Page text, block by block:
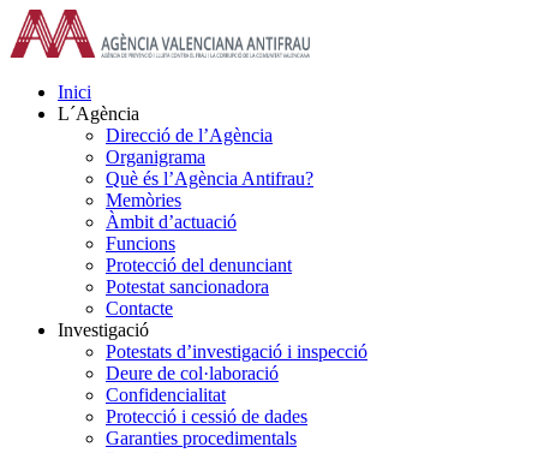
Skip
to
content
Inici
L´Agència
Direcció de l’Agència
Organigrama
Què és l’Agència Antifrau?
Memòries
Àmbit d’actuació
Funcions
Protecció del denunciant
Potestat sancionadora
Contacte
Investigació
Potestats d’investigació i inspecció
Deure de col·laboració
Confidencialitat
Protecció i cessió de dades
Garanties procedimentals